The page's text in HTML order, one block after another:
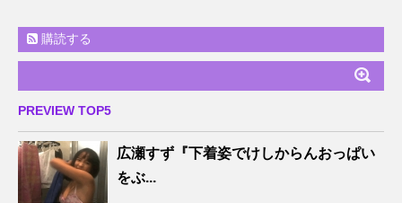
購読する
PREVIEW TOP5
広瀬すず『下着姿でけしからんおっぱい
をぶ...